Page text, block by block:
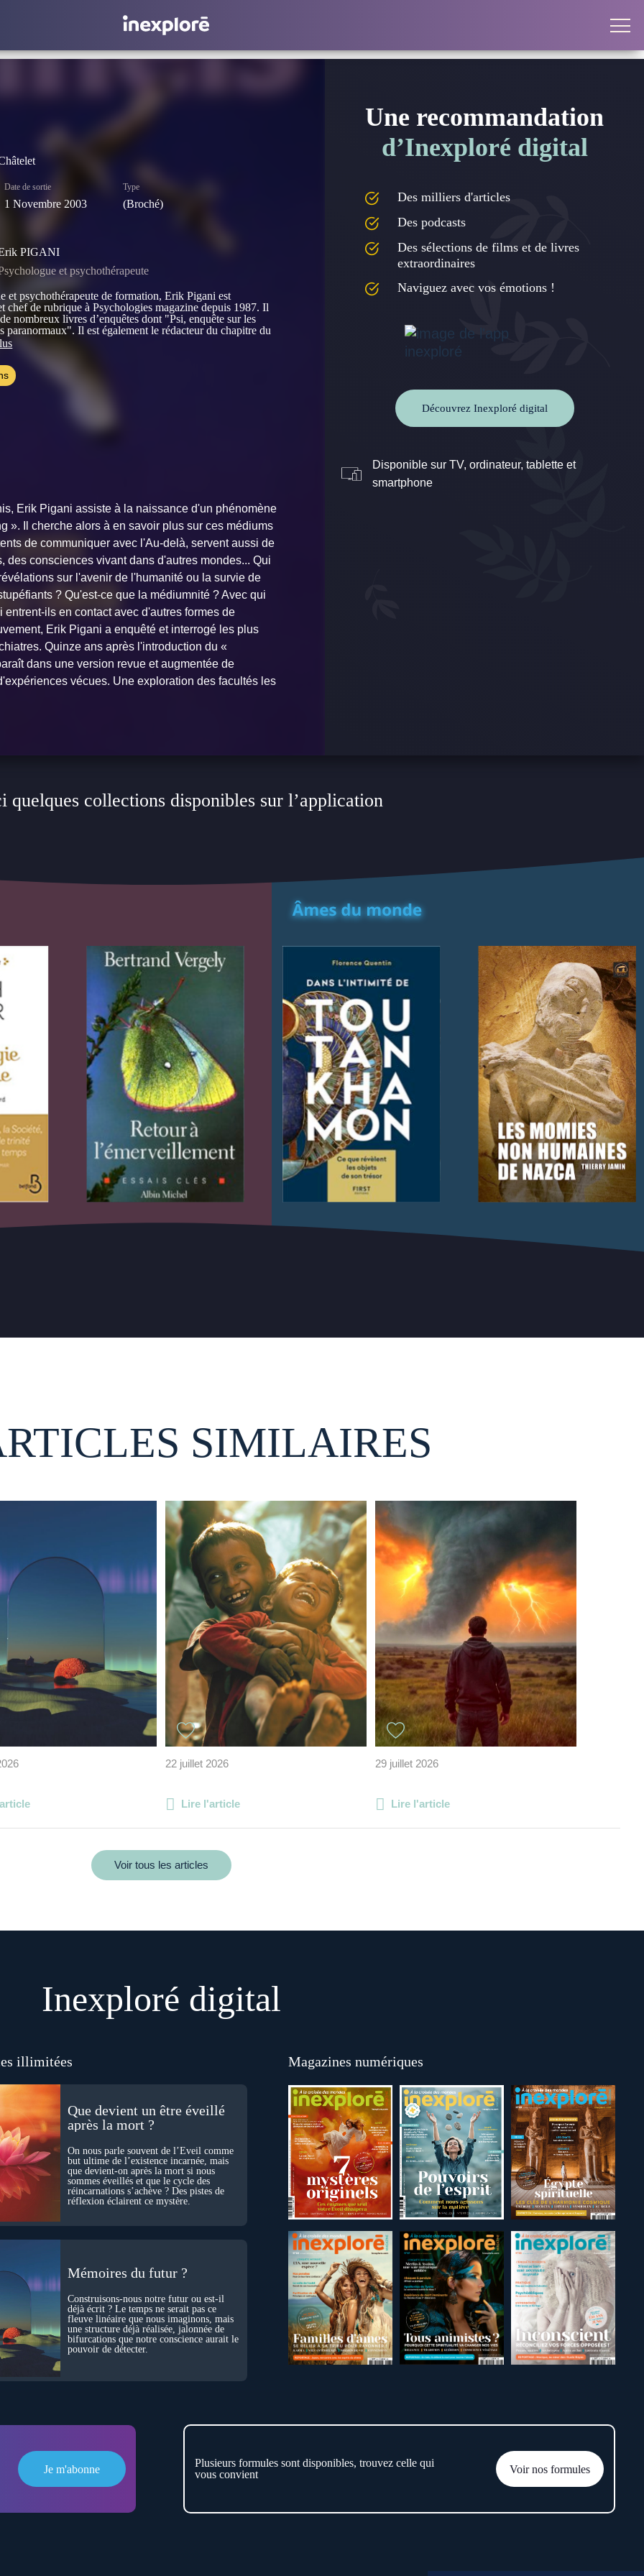
Date de sortie
1 Novembre 2003
Type
(broché)
PIGANI
et psychothérapeute
et psychothérapeute de formation, Erik Pigani est
chef de rubrique à Psychologies magazine depuis 1987. Il
nombreux livres d’enquêtes dont "Psi, enquête sur les
paranormaux". Il est également le rédacteur du chapitre du
des expériences extraordinaires consacré aux
Erik Pigani assiste à la naissance d'un phénomène
». Il cherche alors à en savoir plus sur ces médiums
de communiquer avec l'Au-delà, servent aussi de
consciences vivant dans d'autres mondes... Qui
sur l'avenir de l'humanité ou la survie de
? Qu'est-ce que la médiumnité ? Avec qui
ils en contact avec d'autres formes de
Erik Pigani a enquêté et interrogé les plus
Quinze ans après l'introduction du «
dans une version revue et augmentée de
vécues. Une exploration des facultés les
Une recommandation
d’Inexploré digital
Des milliers d'articles
Des podcasts
Des sélections de films et de livres
extraordinaires
Naviguez avec vos émotions !
Découvrez Inexploré digital
Disponible sur TV, ordinateur, tablette et
smartphone
quelques collections disponibles sur l’application
SIMILAIRES
22 juillet 2026
Lire l'article
29 juillet 2026
Lire l'article
Voir tous les articles
Inexploré digital
illimitées
Que devient un être éveillé
après la mort ?
On nous parle souvent de l’Éveil comme
but ultime de l’existence incarnée, mais
que devient-on après la mort si nous
sommes éveillés et que le cycle des
réincarnations s’achève ? Des pistes de
réflexion éclairent ce mystère.
Mémoires du futur ?
Construisons-nous notre futur ou est-il
déjà écrit ? Le temps ne serait pas ce
fleuve linéaire que nous imaginons, mais
une structure déjà réalisée, jalonnée de
bifurcations que notre conscience aurait le
pouvoir de détecter.
Magazines numériques
Je m'abonne
Plusieurs formules sont disponibles, trouvez celle qui
vous convient
Voir nos formules